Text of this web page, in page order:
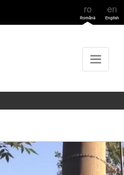
ro
Română
en
English